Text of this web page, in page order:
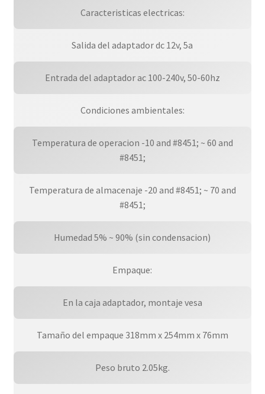
Caracteristicas electricas:
Salida del adaptador dc 12v, 5a
Entrada del adaptador ac 100-240v, 50-60hz
Condiciones ambientales:
Temperatura de operacion -10 and #8451; ~ 60 and
#8451;
Temperatura de almacenaje -20 and #8451; ~ 70 and
#8451;
Humedad 5% ~ 90% (sin condensacion)
Empaque:
En la caja adaptador, montaje vesa
Tamaño del empaque 318mm x 254mm x 76mm
Peso bruto 2.05kg.